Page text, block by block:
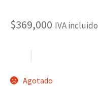
$369,000 IVA incluido
Agotado